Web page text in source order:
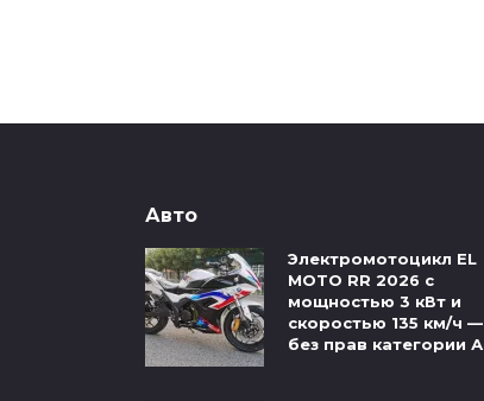
Авто
Электромотоцикл EL
MOTO RR 2026 с
мощностью 3 кВт и
скоростью 135 км/ч —
без прав категории А